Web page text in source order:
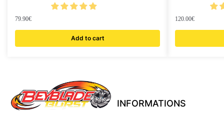
79.90€
Add to cart
120.00€
INFORMATIONS